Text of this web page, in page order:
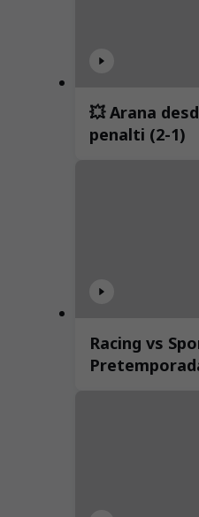
💥 Arana
penalti (2-1)
Racing vs